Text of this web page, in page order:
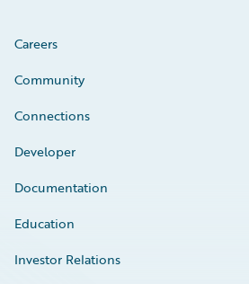
Careers
Community
Connections
Developer
Documentation
Education
Investor Relations